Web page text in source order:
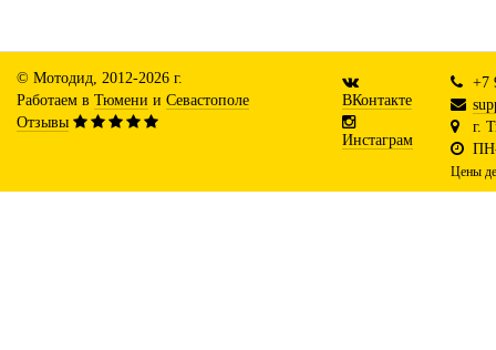
© Мотодид, 2012-2026 г.
Работаем в Тюмени и Севастополе
Отзывы
ВКонтакте
Инстаграм
+7
г.
Цены